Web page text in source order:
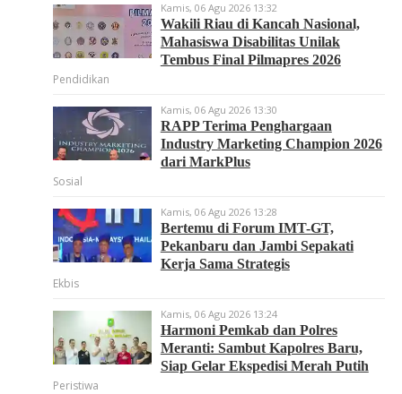
Kamis, 06 Agu 2026 13:32
Wakili Riau di Kancah Nasional,
Mahasiswa Disabilitas Unilak
Tembus Final Pilmapres 2026
Pendidikan
Kamis, 06 Agu 2026 13:30
RAPP Terima Penghargaan
Industry Marketing Champion 2026
dari MarkPlus
Sosial
Kamis, 06 Agu 2026 13:28
Bertemu di Forum IMT-GT,
Pekanbaru dan Jambi Sepakati
Kerja Sama Strategis
Ekbis
Kamis, 06 Agu 2026 13:24
Harmoni Pemkab dan Polres
Meranti: Sambut Kapolres Baru,
Siap Gelar Ekspedisi Merah Putih
Peristiwa